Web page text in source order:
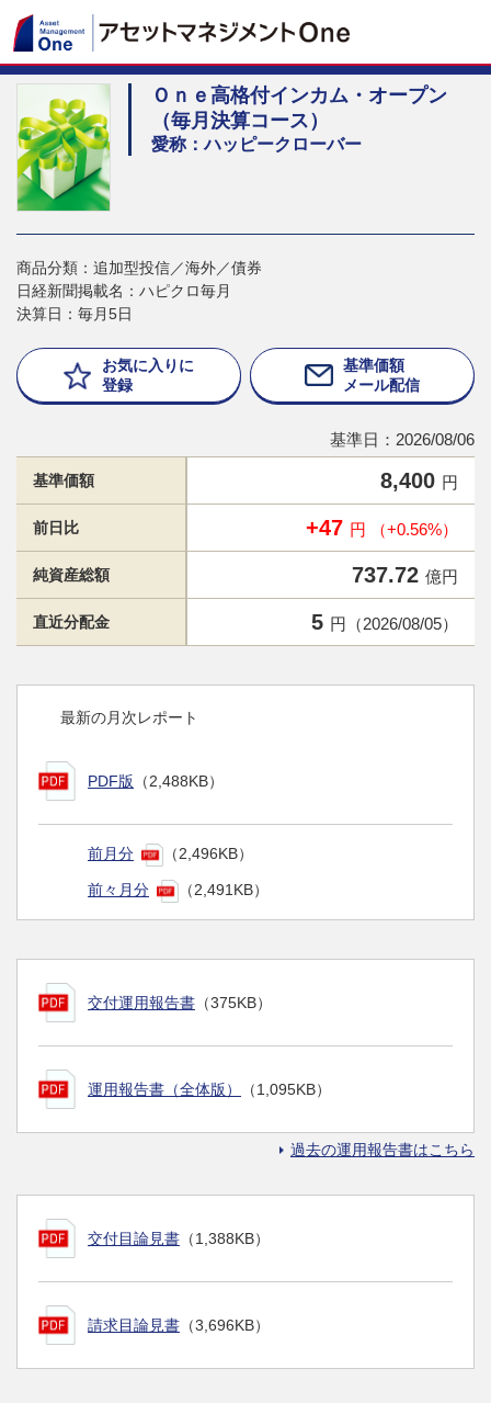
Ｏｎｅ高格付インカム・オープン
（毎月決算コース）
愛称：ハッピークローバー
商品分類：追加型投信／海外／債券
日経新聞掲載名：ハピクロ毎月
決算日：毎月5日
お気に入りに
登録
基準価額
メール配信
基準日：2026/08/06
基準価額 8,400 円
前日比 +47 円 （+0.56%）
純資産総額 737.72 億円
直近分配金 5 円（2026/08/05）
最新の月次レポート
PDF版 （2,488KB）
前月分 （2,496KB）
前々月分 （2,491KB）
交付運用報告書 （375KB）
運用報告書（全体版） （1,095KB）
過去の運用報告書はこちら
交付目論見書 （1,388KB）
請求目論見書 （3,696KB）